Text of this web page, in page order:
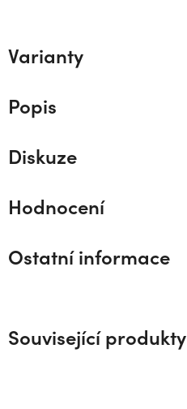
Varianty
Popis
Diskuze
Hodnocení
Ostatní informace
Související produkty